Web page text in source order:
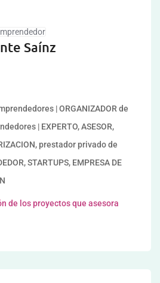
Saínz
| ORGANIZADOR de
| EXPERTO, ASESOR,
prestador privado de
STARTUPS, EMPRESA DE
de los proyectos que asesora